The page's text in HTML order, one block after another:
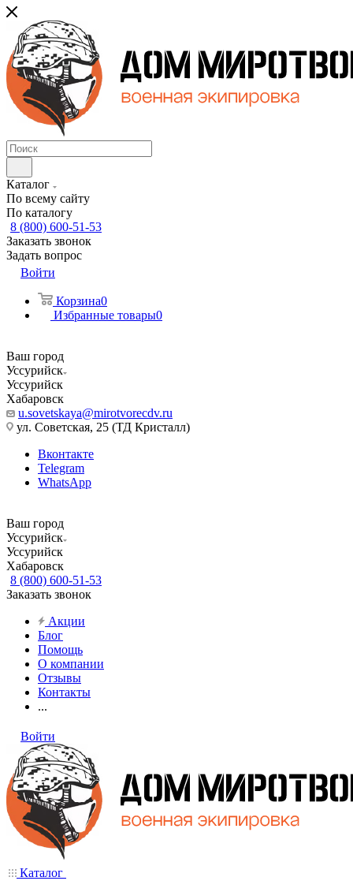
Каталог
По всему сайту
По каталогу
8 (800) 600-51-53
Заказать звонок
Задать вопрос
Войти
Корзина0
Избранные товары0
Ваш город
Уссурийск
Уссурийск
Хабаровск
u.sovetskaya@mirotvorecdv.ru
ул. Советская, 25 (ТД Кристалл)
Вконтакте
Telegram
WhatsApp
Ваш город
Уссурийск
Уссурийск
Хабаровск
8 (800) 600-51-53
Заказать звонок
Акции
Блог
Помощь
О компании
Отзывы
Контакты
...
Войти
Каталог